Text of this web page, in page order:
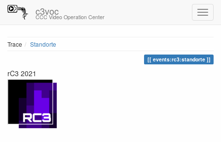
c3voc
CCC Video Operation Center
Trace Standorte
events:rc3:standorte
rC3 2021